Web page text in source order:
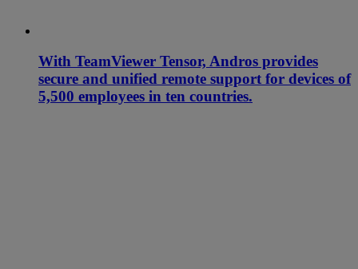
With TeamViewer Tensor, Andros provides
secure and unified remote support for devices of
5,500 employees in ten countries.